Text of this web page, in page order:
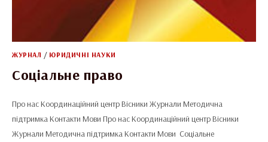
ЖУРНАЛ / ЮРИДИЧНІ НАУКИ
Соціальне право
Про нас Координаційний центр Вісники Журнали Методична
підтримка Контакти Мови Про нас Координаційний центр Вісники
Журнали Методична підтримка Контакти Мови Соціальне